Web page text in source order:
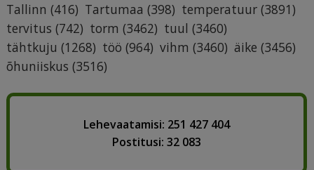
Tallinn (416) Tartumaa (398) temperatuur (3891)
tervitus (742) torm (3462) tuul (3460)
tähtkuju (1268) töö (964) vihm (3460) äike (3456)
õhuniiskus (3516)
Lehevaatamisi: 251 427 404
Postitusi: 32 083